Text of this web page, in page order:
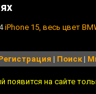
iPhone 15, весь цвет
| Поиск|
появится на сайте